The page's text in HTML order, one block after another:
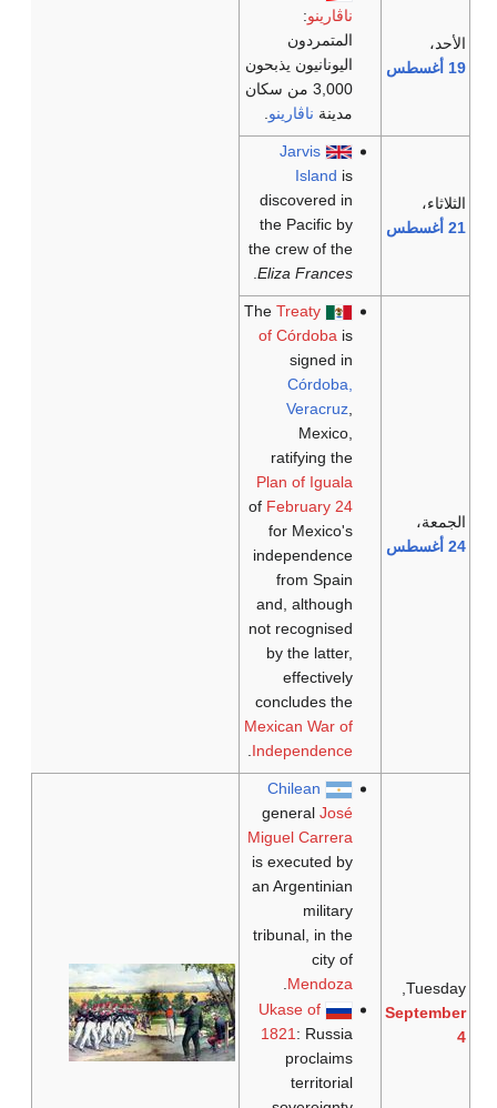
الأحد،
19 أغسطس
ناڤارينو:
المتمردون
اليونانيون يذبحون
3,000 من سكان
مدينة ناڤارينو
الثلاثاء،
21 أغسطس
Jarvis
Island is
discovered in
the Pacific by
the crew of the
Eliza Frances
الجمعة،
24 أغسطس
The
Treaty
of Córdoba is
signed in
Córdoba,
Veracruz,
Mexico,
ratifying the
Plan of Iguala
of February 24
for Mexico's
independence
from Spain
and, although
not recognised
by the latter,
effectively
concludes the
Mexican War of
Independence
Tuesday,
September
4
Chilean
general José
Miguel Carrera
is executed by
an Argentinian
military
tribunal, in the
city of
Mendoza
Ukase of
1821 : Russia
proclaims
territorial